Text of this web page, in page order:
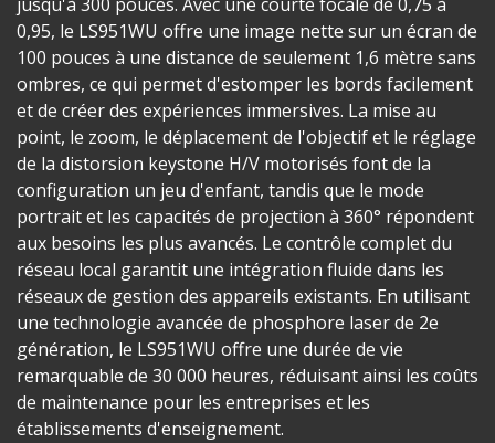
0,95, le LS951WU offre une image nette sur un écran de
100 pouces à une distance de seulement 1,6 mètre sans
ombres, ce qui permet d'estomper les bords facilement
et de créer des expériences immersives. La mise au
point, le zoom, le déplacement de l'objectif et le réglage
de la distorsion keystone H/V motorisés font de la
configuration un jeu d'enfant, tandis que le mode
portrait et les capacités de projection à 360° répondent
aux besoins les plus avancés. Le contrôle complet du
réseau local garantit une intégration fluide dans les
réseaux de gestion des appareils existants. En utilisant
une technologie avancée de phosphore laser de 2e
génération, le LS951WU offre une durée de vie
remarquable de 30 000 heures, réduisant ainsi les coûts
de maintenance pour les entreprises et les
établissements d'enseignement.